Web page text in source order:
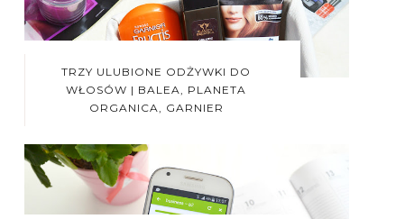
TRZY ULUBIONE ODŻYWKI DO
WŁOSÓW | BALEA, PLANETA
ORGANICA, GARNIER